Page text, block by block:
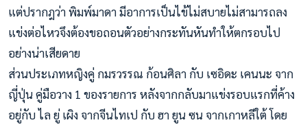
แต่ปรากฎว่า พิมพ์มาดา มีอาการเป็นไข้ไม่สบายไม่สามารถลง
แข่งต่อไหวจึงต้องขอถอนตัวอย่างกระทันหันทำให้ตกรอบไป
อย่างน่าเสียดาย
ส่วนประเภทหญิงคู่ กมรวรรณ ก้อนศิลา กับ เซอิดะ เคนนะ จาก
ญี่ปุ่น คู่มือวาง 1 ของรายการ หลังจากกลับมาแข่งรอบแรกที่ค้าง
อยู่กับ ไล ยู่ เผิง จากจีนไทเป กับ ฮา ยูน ซน จากเกาหลีใต้ โดย